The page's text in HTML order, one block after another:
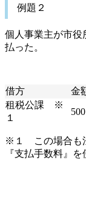
例題２
個人事業主が市役
払った。
借方 金
租税公課 ※
１
500
※１ この場合も
『支払手数料』